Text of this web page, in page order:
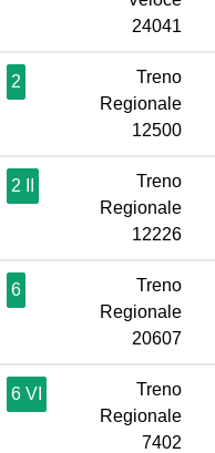
24041
2
Treno
Regionale
12500
2 II
Treno
Regionale
12226
6
Treno
Regionale
20607
6 VI
Treno
Regionale
7402